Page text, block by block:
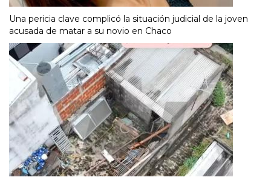
Una pericia clave complicó la situación judicial de la joven
acusada de matar a su novio en Chaco